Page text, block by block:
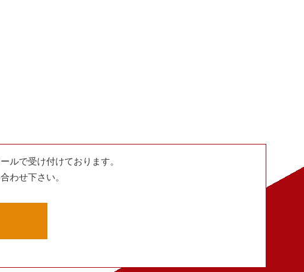
ルで受け付けております。
わせ下さい。